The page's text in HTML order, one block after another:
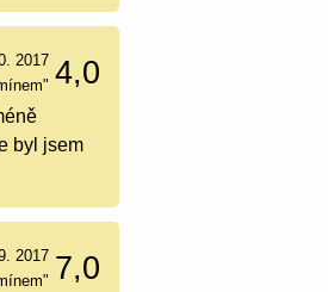
4,0
2017
byl jsem
7,0
2017